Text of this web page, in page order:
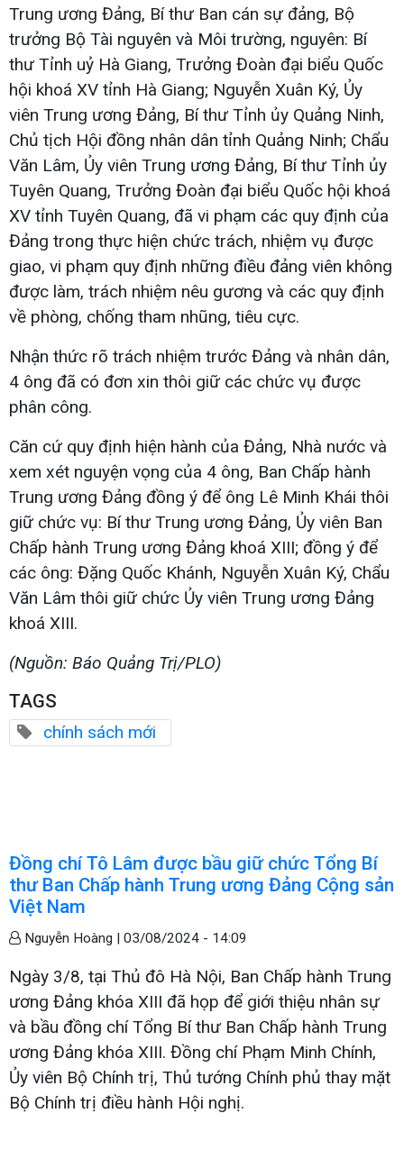
Trung ương Đảng, Bí thư Ban cán sự đảng, Bộ
trưởng Bộ Tài nguyên và Môi trường, nguyên: Bí
thư Tỉnh uỷ Hà Giang, Trưởng Đoàn đại biểu Quốc
hội khoá XV tỉnh Hà Giang; Nguyễn Xuân Ký, Ủy
viên Trung ương Đảng, Bí thư Tỉnh ủy Quảng Ninh,
Chủ tịch Hội đồng nhân dân tỉnh Quảng Ninh; Chẩu
Văn Lâm, Ủy viên Trung ương Đảng, Bí thư Tỉnh ủy
Tuyên Quang, Trưởng Đoàn đại biểu Quốc hội khoá
XV tỉnh Tuyên Quang, đã vi phạm các quy định của
Đảng trong thực hiện chức trách, nhiệm vụ được
giao, vi phạm quy định những điều đảng viên không
được làm, trách nhiệm nêu gương và các quy định
về phòng, chống tham nhũng, tiêu cực.
Nhận thức rõ trách nhiệm trước Đảng và nhân dân,
4 ông đã có đơn xin thôi giữ các chức vụ được
phân công.
Căn cứ quy định hiện hành của Đảng, Nhà nước và
xem xét nguyện vọng của 4 ông, Ban Chấp hành
Trung ương Đảng đồng ý để ông Lê Minh Khái thôi
giữ chức vụ: Bí thư Trung ương Đảng, Ủy viên Ban
Chấp hành Trung ương Đảng khoá XIII; đồng ý để
các ông: Đặng Quốc Khánh, Nguyễn Xuân Ký, Chẩu
Văn Lâm thôi giữ chức Ủy viên Trung ương Đảng
khoá XIII.
(Nguồn: Báo Quảng Trị/PLO)
TAGS
chính sách mới
Đồng chí Tô Lâm được bầu giữ chức Tổng Bí
thư Ban Chấp hành Trung ương Đảng Cộng sản
Việt Nam
Nguyễn Hoàng | 03/08/2024 - 14:09
Ngày 3/8, tại Thủ đô Hà Nội, Ban Chấp hành Trung
ương Đảng khóa XIII đã họp để giới thiệu nhân sự
và bầu đồng chí Tổng Bí thư Ban Chấp hành Trung
ương Đảng khóa XIII. Đồng chí Phạm Minh Chính,
Ủy viên Bộ Chính trị, Thủ tướng Chính phủ thay mặt
Bộ Chính trị điều hành Hội nghị.